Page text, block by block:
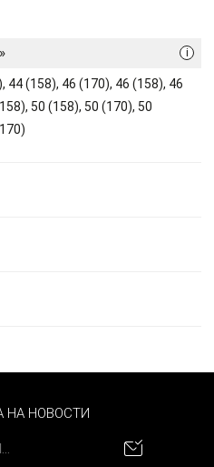
i
44 (158), 46 (170), 46 (158), 46
50 (158), 50 (170), 50
НА НОВОСТИ